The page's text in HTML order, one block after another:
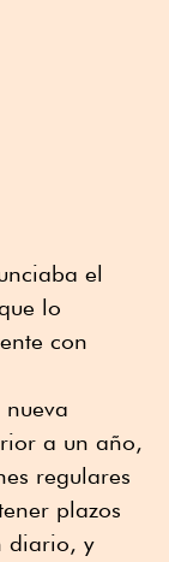
el
lo
con
a un año,
regulares
plazos
diario, y